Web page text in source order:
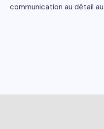
communication au détail